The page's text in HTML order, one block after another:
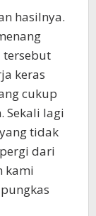
hasilnya.
tersebut
keras
cukup
Sekali lagi
tidak
dari
kami